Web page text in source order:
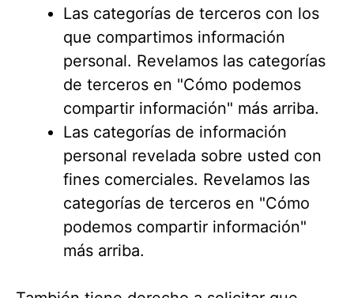
Las categorías de terceros con los
que compartimos información
personal. Revelamos las categorías
de terceros en "Cómo podemos
compartir información" más arriba.
Las categorías de información
personal revelada sobre usted con
fines comerciales. Revelamos las
categorías de terceros en "Cómo
podemos compartir información"
más arriba.